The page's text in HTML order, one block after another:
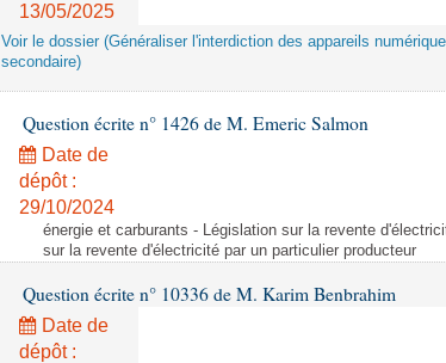
13/05/2025
Voir le dossier (Généraliser l'interdiction des appareils
secondaire)
Question écrite n° 1426 de M. Emeric Salmon
Date de
dépôt :
29/10/2024
énergie et carburants - Législation sur la revente
sur la revente d'électricité par un particulier producteur
Question écrite n° 10336 de M. Karim Benbrahim
Date de
dépôt :